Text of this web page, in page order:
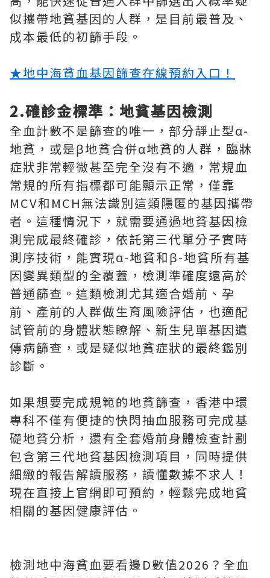
似攜帶地貧基因的人群，是目前最普及、
成本最低的初篩手段。
★地中海貧血基因篩查在線預約入口！
2.確診金標準：地貧基因檢測
全血計數不是篩查的唯一，部分靜止型α-
地貧，或是β地貧合併α地貧的人群，臨牀
症狀非常輕微甚至完全沒有不適，常規血
常規的所有指標都可能顯示正常，僅靠
MCV和MCH無法識別這類隱匿的基因攜帶
者。這種情況下，就需要通過地貧基因檢
測完成最終確診，依託第三代單分子實時
測序技術，能實現α-地貧和β-地貧所有基
因變異類型的全覆蓋，檢測準確度遠高於
普通篩查。這類檢測尤其適合婚前、孕
前、產前的人群做生育風險評估，也適配
試管前的身體狀態瞭解、新生兒單基因遺
傳病篩查，或是疑似地貧症狀的最終鑑別
診斷。
如果想要完成規範的地貧篩查，香港中環
專科不僅有便捷的快閃抽血服務可完成基
礎地貧分析，還有全套婚前身體檢查計劃
包含第三代地貧基因檢測項目，同時提供
細緻的報告解讀服務，讀懂數據不求人！
現在直接上官網即可預約，輕鬆完成地貧
相關的基因健康評估。
檢測地中海貧血要看邊D數值2026？全血